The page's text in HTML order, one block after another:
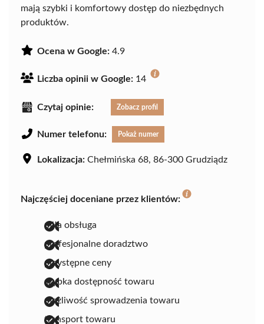
mają szybki i komfortowy dostęp do niezbędnych
produktów.
Ocena w Google: 4.9
Liczba opinii w Google: 14
Czytaj opinie: Zobacz profil
Numer telefonu: Pokaż numer
Lokalizacja: Chełmińska 68, 86-300 Grudziądz
Najczęściej doceniane przez klientów:
miła obsługa
profesjonalne doradztwo
przystępne ceny
szybka dostępność towaru
możliwość sprowadzenia towaru
transport towaru